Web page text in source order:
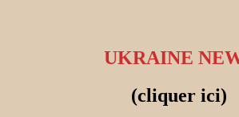
UKRAINE
(cliquer ici)